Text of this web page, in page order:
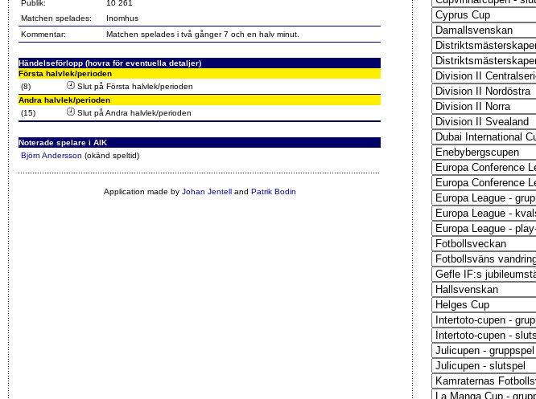
Publik:
10 261
Matchen spelades:
Inomhus
Kommentar:
Matchen spelades i två gånger 7 och en halv minut.
Händelseförlopp (hovra för eventuella detaljer)
Första halvlek/perioden
(8)
Slut på Första halvlek/perioden
Andra halvlek/perioden
(15)
Slut på Andra halvlek/perioden
Noterade spelare i AIK
Björn Andersson (okänd speltid)
Application made by Johan Jentelland Patrik Bodin